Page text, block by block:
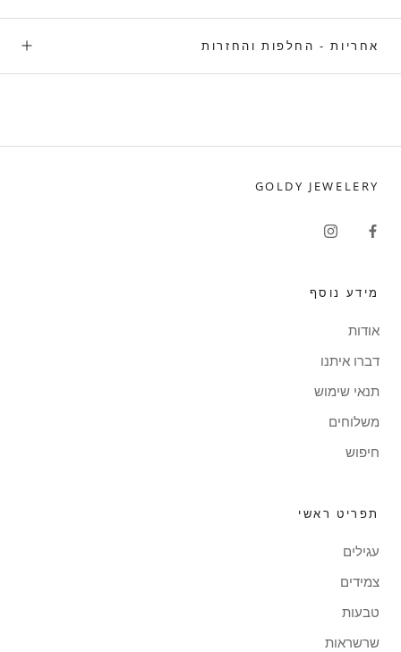
אחריות - החלפות והחזרות
GOLDY JEWELERY
מידע נוסף
אודות
דברו איתנו
תנאי שימוש
משלוחים
חיפוש
תפריט ראשי
עגילים
צמידים
טבעות
שרשראות